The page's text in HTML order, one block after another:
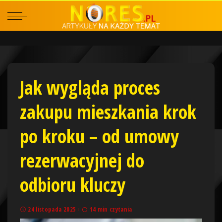
Jak wygląda proces
zakupu mieszkania krok
po kroku – od umowy
rezerwacyjnej do
odbioru kluczy
24 listopada 2025 14 min czytania